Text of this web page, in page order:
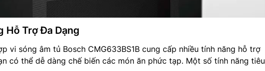
Hỗ Trợ Đa Dạng
vi sóng âm tủ Bosch CMG633BS1B cung cấp nhiều tính năng hỗ trợ
có thể dễ dàng chế biến các món ăn phức tạp. Một số tính năng tiêu